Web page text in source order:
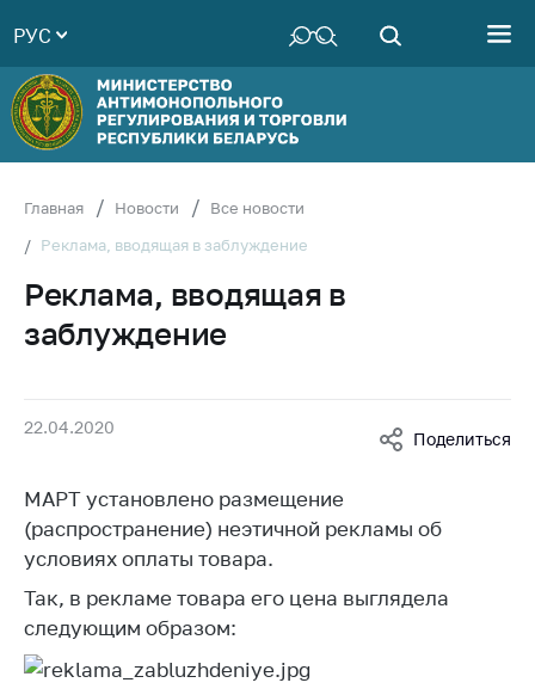
Руководство
Структура
Министерства
Территориальные
Антикоррупционная
деятельность
совет
Награждения
Белорусская
товарная биржа
жизнь
РУС
Главная Новости
Все новости
Реклама, вводящая в заблуждение
Реклама, вводящая в
заблуждение
22.04.2020
Поделиться
МАРТ установлено размещение
(распространение) неэтичной рекламы об
условиях оплаты товара.
Так, в рекламе товара его цена выглядела
следующим образом: